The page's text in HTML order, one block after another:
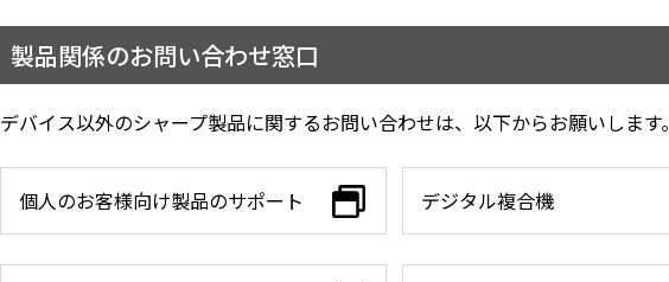
製品関係のお問い合わせ窓口
デバイス以外のシャープ製品に関するお問い合わせは、以下からお願いします。
個人のお客様向け製品のサポート デジタル複合機